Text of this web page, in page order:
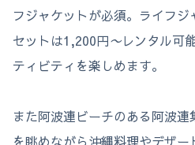
フジャケットが必須。ライフ
セットは1,200円〜レンタル可
ティビティを楽しめます。
また阿波連ビーチのある阿波
を眺めながら沖縄料理やデザー